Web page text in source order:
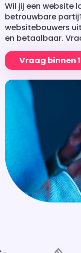
Wil jij een website
betrouwbare
websitebouwers
en betaalbaar.
Vraag binnen